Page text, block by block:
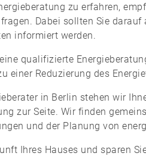
zu erfahren,
Dabei sollten Sie
informiert werden.
qualifizierte
einer Reduzierung des
in Berlin stehen wir
zur Seite. Wir finden
und der Planung von
Ihres Hauses und sparen